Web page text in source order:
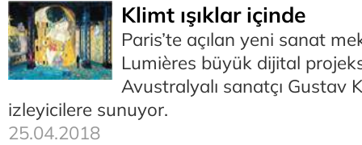
Klimt ışıklar içinde
Paris’te açılan yeni sanat
Lumières büyük dijital
Avustralyalı sanatçı Gustav
izleyicilere sunuyor.
25.04.2018